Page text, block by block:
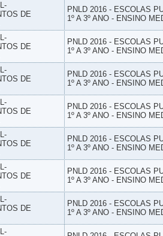
DE
PNLD 2016 - ESCOLAS
1º A 3º ANO - ENSINO
DE
PNLD 2016 - ESCOLAS
1º A 3º ANO - ENSINO
DE
PNLD 2016 - ESCOLAS
1º A 3º ANO - ENSINO
DE
PNLD 2016 - ESCOLAS
1º A 3º ANO - ENSINO
DE
PNLD 2016 - ESCOLAS
1º A 3º ANO - ENSINO
DE
PNLD 2016 - ESCOLAS
1º A 3º ANO - ENSINO
DE
PNLD 2016 - ESCOLAS
1º A 3º ANO - ENSINO